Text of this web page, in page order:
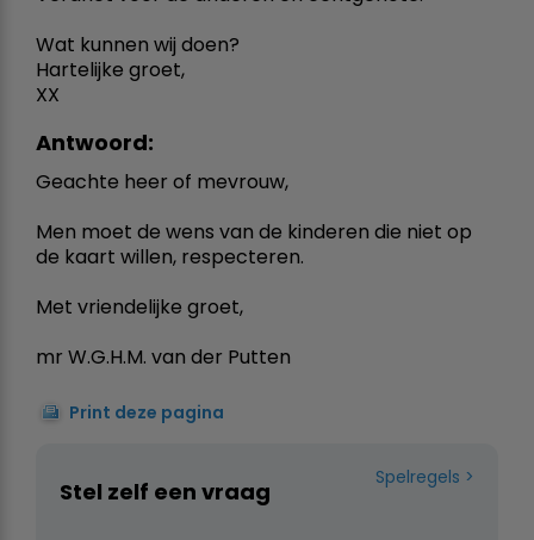
Wat kunnen wij doen?
Hartelijke groet,
XX
Antwoord:
Geachte heer of mevrouw,
Men moet de wens van de kinderen die niet op
de kaart willen, respecteren.
Met vriendelijke groet,
mr W.G.H.M. van der Putten
Print deze pagina
Spelregels
Stel zelf een vraag